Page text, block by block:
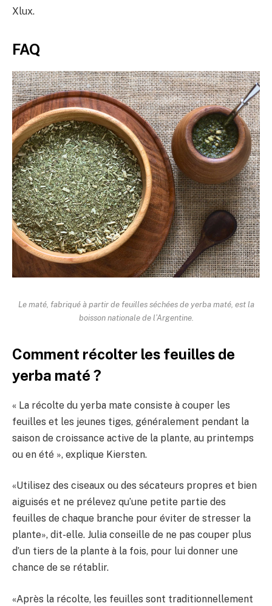
Xlux.
FAQ
Le maté, fabriqué à partir de feuilles séchées de yerba maté, est la
boisson nationale de l’Argentine.
Comment récolter les feuilles de
yerba maté ?
« La récolte du yerba mate consiste à couper les
feuilles et les jeunes tiges, généralement pendant la
saison de croissance active de la plante, au printemps
ou en été », explique Kiersten.
«Utilisez des ciseaux ou des sécateurs propres et bien
aiguisés et ne prélevez qu’une petite partie des
feuilles de chaque branche pour éviter de stresser la
plante», dit-elle. Julia conseille de ne pas couper plus
d’un tiers de la plante à la fois, pour lui donner une
chance de se rétablir.
«Après la récolte, les feuilles sont traditionnellement